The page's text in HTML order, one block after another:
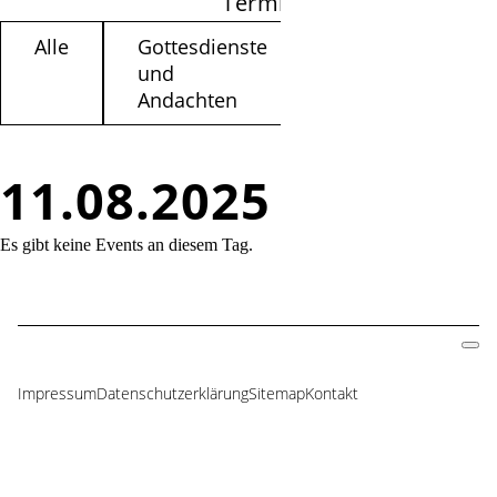
11.08.2025
Alle
Gottesdienste
und
Andachten
Es gibt keine Events an diesem Tag.
Navigation
ImpressumDatenschutzerklärungSitemapKontakt